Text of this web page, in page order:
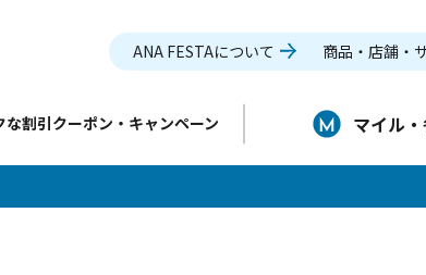
ANA FESTAについて 商品・店舗・
な割引クーポン・キャンペーン マイル